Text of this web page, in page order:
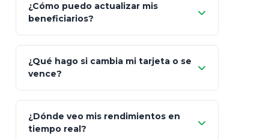
"Mis Pólizas" > "Documentos"
¿Cómo puedo actualizar mis
beneficiarios?
¿Qué hago si cambia mi tarjeta o se
vence?
"Link
de Cobro Seguro"
¿Dónde veo mis rendimientos en
tiempo real?